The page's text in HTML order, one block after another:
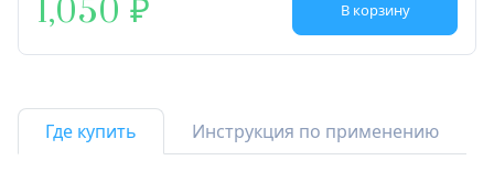
1,050 В корзину
Где купить Инструкция по применению